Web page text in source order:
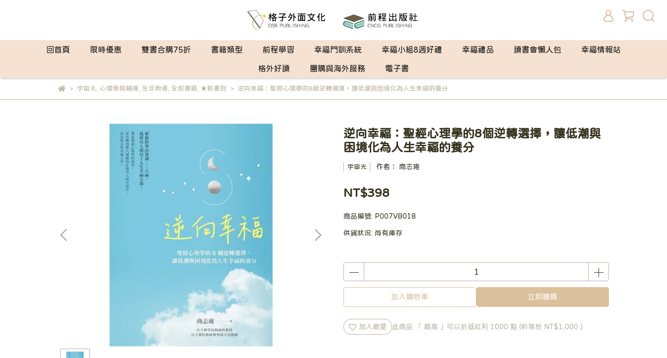
回首頁 限時優惠 雙書合購75折 書籍類型 前程學習 幸福門訓系統 幸福小組8週好禮 幸福禮品 讀書會懶人包 幸福情報站
格外好讀 團購與海外服務 電子書
宇宙光 心理學與輔導 生活教導 全部書籍, ★新書到 逆向幸福：聖經心理學的8個逆轉選擇，讓低潮與困境化為人生幸福的養分
逆向幸福：聖經心理學的8個逆轉選擇，讓低潮與
困境化為人生幸福的養分
宇宙光 作者： 商志雍
NT$398
商品編號: P007VB018
供貨狀況: 尚有庫存
加入購物車 立即購買
加入最愛 此商品 「 最高 」可以折抵紅利 1000 點 (約等於 NT$1,000 )